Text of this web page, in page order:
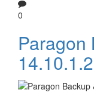
0
Paragon